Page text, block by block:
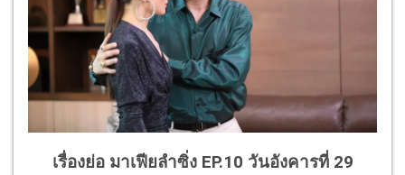
เรื่องย่อ มาเฟียลำซิ่ง EP.10 วันอังคารที่ 29